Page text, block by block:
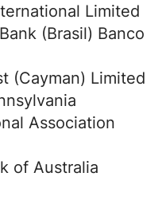
Limited
(Brasil) Banco
(Cayman) Limited
Association
of Australia